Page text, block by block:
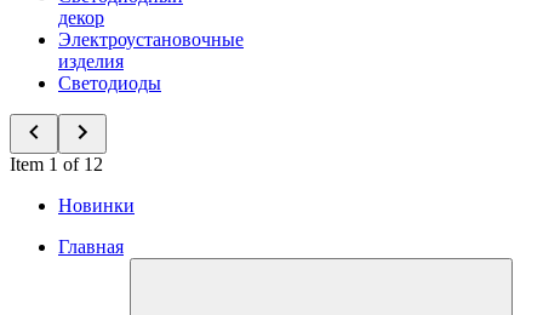
декор
Электроустановочные
изделия
Светодиоды
Item 1 of 12
Новинки
Главная